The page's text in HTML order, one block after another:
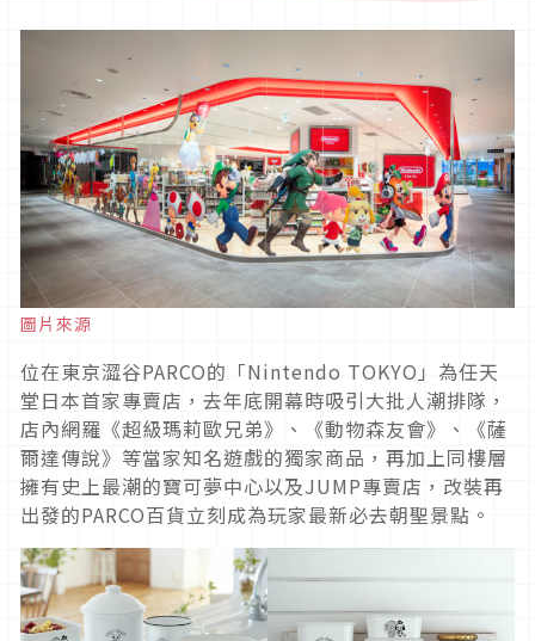
圖片來源
位在東京澀谷PARCO的「Nintendo TOKYO」為任天
堂日本首家專賣店，去年底開幕時吸引大批人潮排隊，
店內網羅《超級瑪莉歐兄弟》、《動物森友會》、《薩
爾達傳說》等當家知名遊戲的獨家商品，再加上同樓層
擁有史上最潮的寶可夢中心以及JUMP專賣店，改裝再
出發的PARCO百貨立刻成為玩家最新必去朝聖景點。